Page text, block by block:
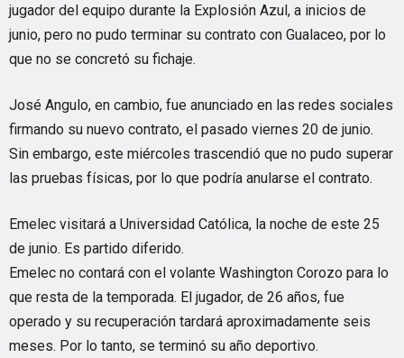
jugador del equipo durante la Explosión Azul, a inicios de
junio, pero no pudo terminar su contrato con Gualaceo, por lo
que no se concretó su fichaje.
José Angulo, en cambio, fue anunciado en las redes sociales
firmando su nuevo contrato, el pasado viernes 20 de junio.
Sin embargo, este miércoles trascendió que no pudo superar
las pruebas físicas, por lo que podría anularse el contrato.
Emelec visitará a Universidad Católica, la noche de este 25
de junio. Es partido diferido.
Emelec no contará con el volante Washington Corozo para lo
que resta de la temporada. El jugador, de 26 años, fue
operado y su recuperación tardará aproximadamente seis
meses. Por lo tanto, se terminó su año deportivo.